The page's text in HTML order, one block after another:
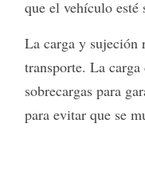
que el vehículo esté
La carga y sujeción
transporte. La
sobrecargas para
para evitar que se